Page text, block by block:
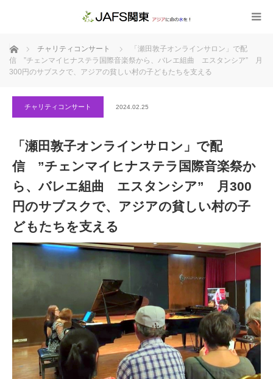
ホーム チャリティコンサート
「瀬田敦子オンラインサロン」で配
信 ”チェンマイヒナステラ国際音楽祭から、バレエ組曲 エスタンシア” 月
300円のサブスクで、アジアの貧しい村の子どもたちを支える
チャリティコンサート 2024.02.25
「瀬田敦子オンラインサロン」で配
信 ”チェンマイヒナステラ国際音楽祭か
ら、バレエ組曲 エスタンシア” 月300
円のサブスクで、アジアの貧しい村の子
どもたちを支える